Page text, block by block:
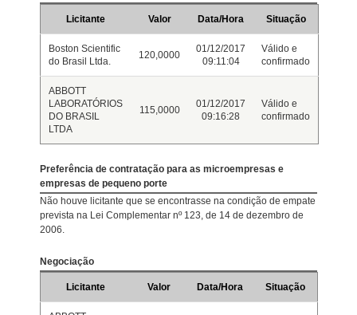
Licitante Valor Data/Hora Situação
Boston Scientific
do Brasil Ltda.
120,0000
01/12/2017
09:11:04
Válido e
confirmado
ABBOTT
LABORATÓRIOS
DO BRASIL
LTDA
115,0000
01/12/2017
09:16:28
Válido e
confirmado
Preferência de contratação para as microempresas e
empresas de pequeno porte
Não houve licitante que se encontrasse na condição de empate
prevista na Lei Complementar nº 123, de 14 de dezembro de
2006.
Negociação
Licitante Valor Data/Hora Situação